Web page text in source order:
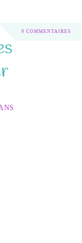
9 COMMENTAIRES